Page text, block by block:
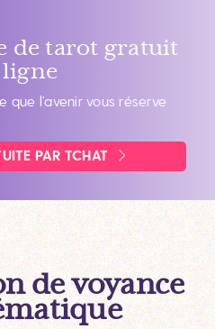
de tarot gratuit
que l’avenir vous réserve
PAR TCHAT
de voyance